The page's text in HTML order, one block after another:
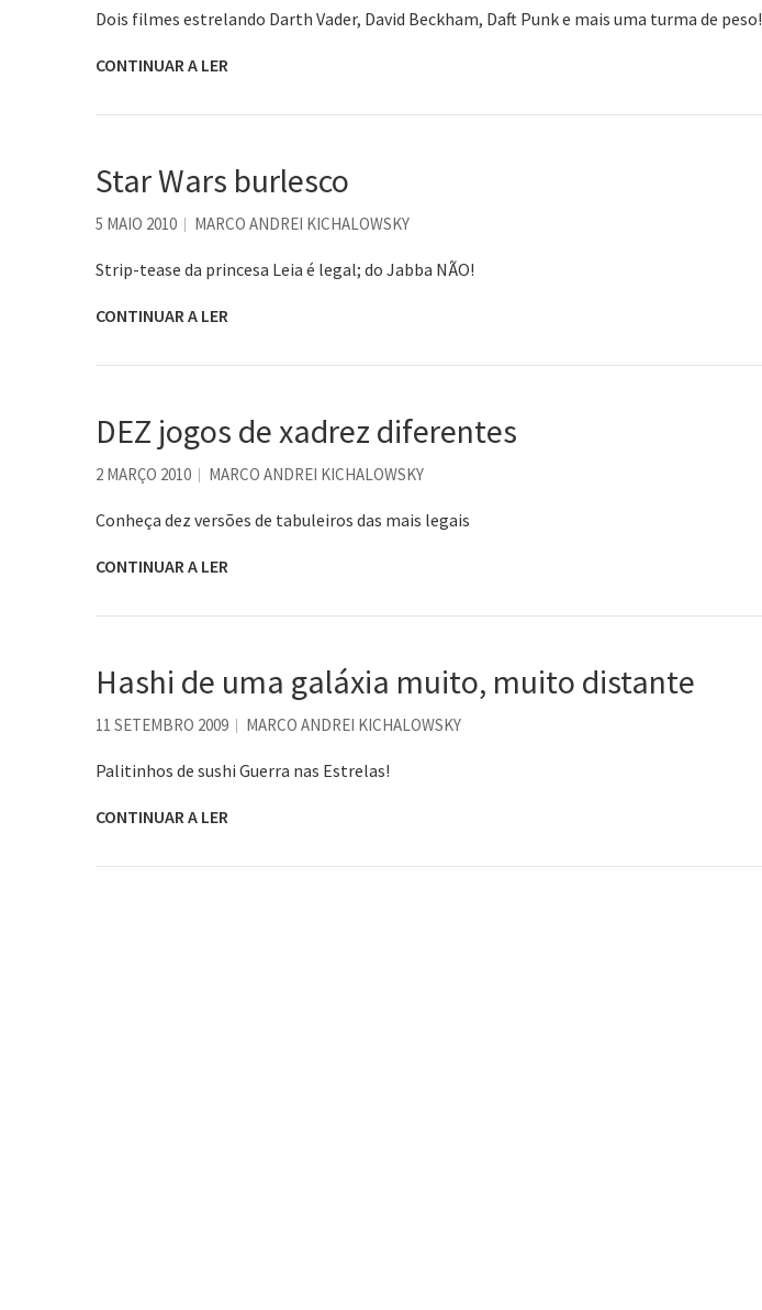
Dois filmes estrelando Darth Vader, David Beckham, Daft Punk e mais uma turma de peso!
CONTINUAR A LER
Star Wars burlesco
5 MAIO 2010 MARCO ANDREI KICHALOWSKY
Strip-tease da princesa Leia é legal; do Jabba NÃO!
CONTINUAR A LER
DEZ jogos de xadrez diferentes
2 MARÇO 2010 MARCO ANDREI KICHALOWSKY
Conheça dez versões de tabuleiros das mais legais
CONTINUAR A LER
Hashi de uma galáxia muito, muito distante
11 SETEMBRO 2009 MARCO ANDREI KICHALOWSKY
Palitinhos de sushi Guerra nas Estrelas!
CONTINUAR A LER